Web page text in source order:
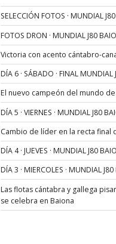
SELECCIÓN FOTOS · MUNDIAL
FOTOS DRON · MUNDIAL J80
Victoria con acento cántabro-
DÍA 6 · SÁBADO · FINAL
El nuevo campeón del mundo
DÍA 5 · VIERNES · MUNDIAL J80
Cambio de líder en la recta final
DÍA 4 · JUEVES · MUNDIAL J80
DÍA 3 · MIERCOLES · MUNDIAL
Las flotas cántabra y gallega
se celebra en Baiona